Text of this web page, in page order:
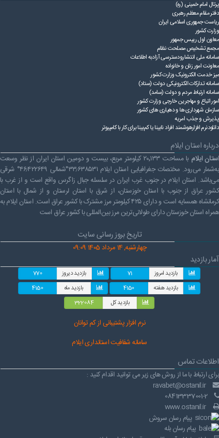
پرتال امام خمینی (ره)
دفتر مقام معظم رهبری
ریاست ‌جمهوری اسلامی ایران
وزارت کشور
معاون اول رییس جمهور
مجمع تشخیص مصلحت نظام
سامانه ملی انتشارودسترسی آزادبه اطلاعات
معاونت امور زنان و خانواده
میز خدمت الکترونیک وزارت کشور
سامانه تدارکات الکترونیکی دولت (ستاد)
سامانه ارتباط مردم و دولت (سامد)
امور اتباع و مهاجرین خارجی وزارت کشور
سازمان شهرداری ها و دهیاری های کشور
پذیرش و جذب امریه
دانلودنرم افزارهوشمند افراد نابینا یا کم‌بینا برای کار با کامپیوتر
درباره استان ایلام
استان ایلام
با مساحت ۲۰٬۱۳۳ کیلومتر مربع، بیست و دومین استان ایران از نظر وسعت
به‌شمار می‌رود. مختصات جغرافیایی استان ایلام ۳۳٫۶۳۸۵۳۱°شمالی ۴۶٫۴۲۲۶۴۹° شرقی
می‌باشد. استان ایلام در جنوب غرب ایران در سلسله جبال زاگرس واقع است و از غرب با
کشور عراق از جنوب با استان خوزستان، از شرق با استان لرستان و از شمال با استان
کرمانشاه همسایه است و دارای ۴۲۵ کیلومتر مرز مشترک با کشور عراق است. استان ایلام به
همراه استان خوزستان دارای طولانی‌ترین مرز بین‌المللی با کشور عراق است
تاریخ بروز رسانی سایت
چهارشنبه, 14 مرداد 1405 09:09
آمار بازدید
بازدید امروز 71 بازدید دیروز
770
بازدید هفته
4150 بازدید ماه
4150
بازدید کل
322084
نرم افزار پشتیبانی از کم توانان
سامانه شفافیت استانداری ایلام
اطلاعات تماس
برای ارتباط با ما از روش های زیر می توانید اقدام کنید :
ravabet@ostanil.ir
www.ostanil.ir
پیام رسان سروش
پیام رسان بله
راهنمای فعالان اقتصادی
قانون برنامه هفتم توسعه
قوانین عادی
آئین نامه ها
بخشنامه ها
اسناد بالادستی